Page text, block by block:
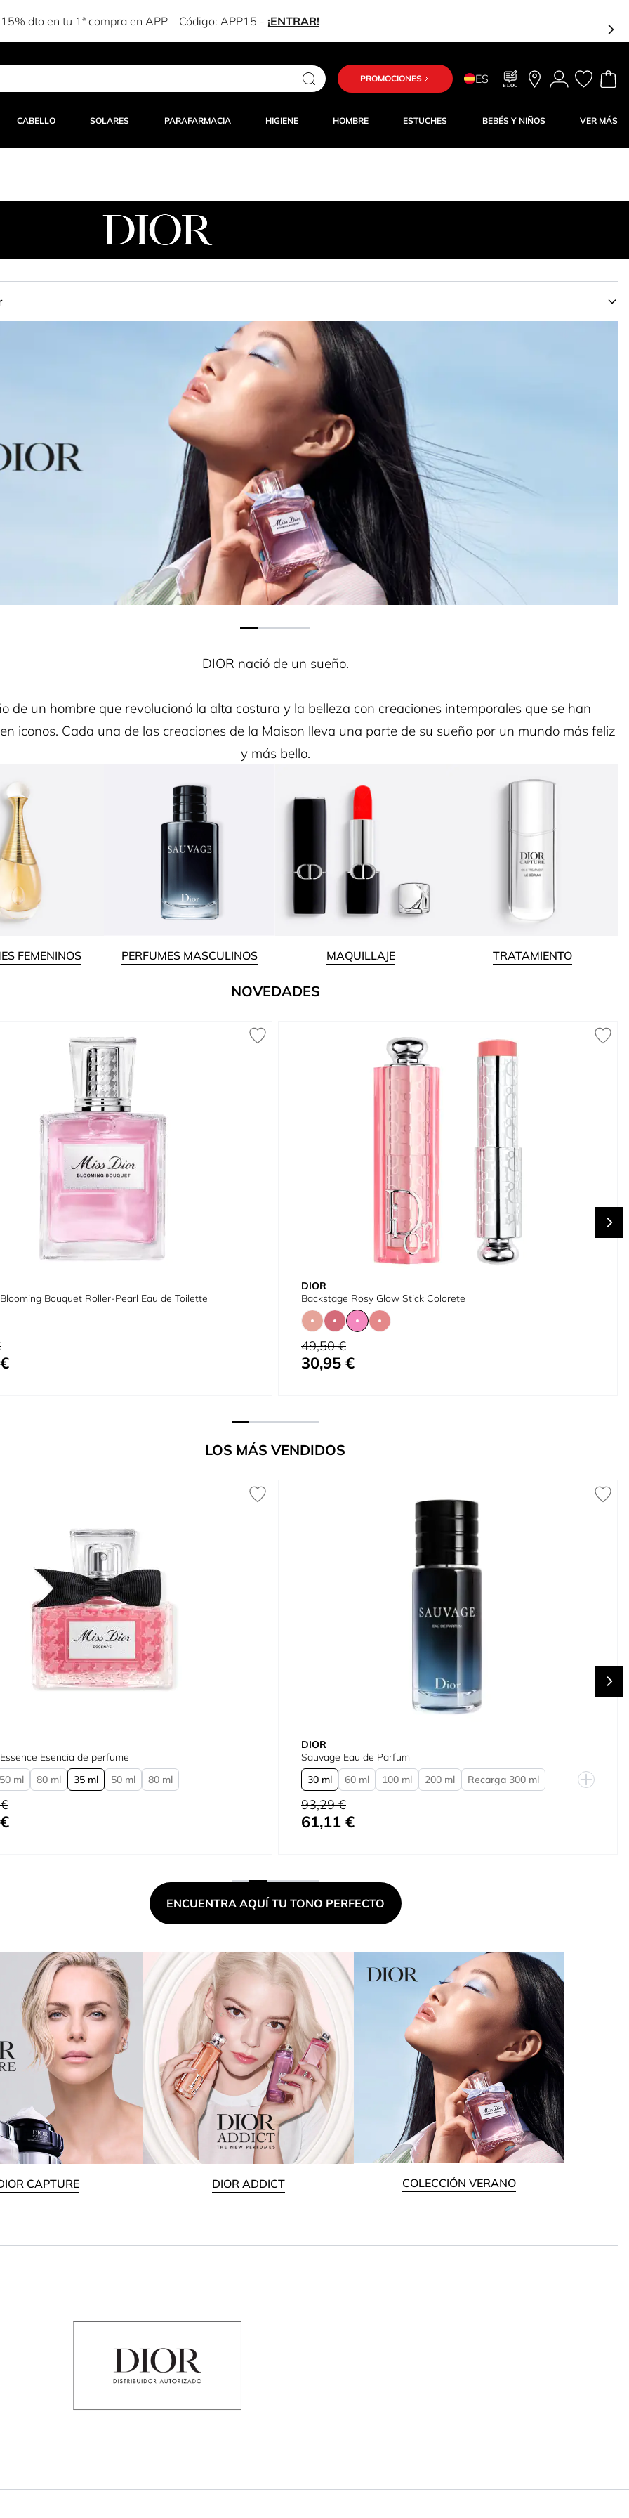
dto en tu 1ª compra en APP – Código: APP15 - ¡ENTRAR!
PROMOCIONES ES BLOG
CABELLO SOLARES PARAFARMACIA HIGIENE HOMBRE ESTUCHES BEBÉS Y NIÑOS VER MÁS
DIOR nació de un sueño.
de un hombre que revolucionó la alta costura y la belleza con creaciones intemporales que se han
iconos. Cada una de las creaciones de la Maison lleva una parte de su sueño por un mundo más feliz
y más bello.
FEMENINOS PERFUMES MASCULINOS MAQUILLAJE TRATAMIENTO
NOVEDADES
Bouquet Roller-Pearl Eau de Toilette
DIOR
Backstage Rosy Glow Stick Colorete
Precio habitual
49,50 €
Tan bajo como
30,95 €
LOS MÁS VENDIDOS
Esencia de perfume
50 ml 80 ml 35 ml 50 ml 80 ml
DIOR
Sauvage Eau de Parfum
30 ml
60 ml 100 ml 200 ml
Recarga 300 ml
30 ml
60 ml
30 ml
60 ml
Precio habitual
93,29 €
Tan bajo como
61,11 €
ENCUENTRA AQUÍ TU TONO PERFECTO
CAPTURE DIOR ADDICT COLECCIÓN VERANO